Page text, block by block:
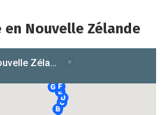
Nouvelle Zélande